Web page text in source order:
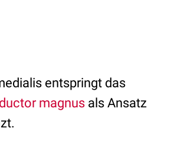
entspringt das
magnus als Ansatz